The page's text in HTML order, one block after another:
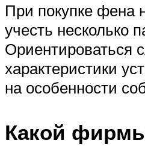
При покупке фена
учесть несколько
Ориентироваться
характеристики
на особенности
Какой